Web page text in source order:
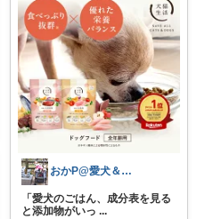
おかP@愛犬＆電脳生活
「愛犬のごはん、成分表を見る
と添加物がいっ ...